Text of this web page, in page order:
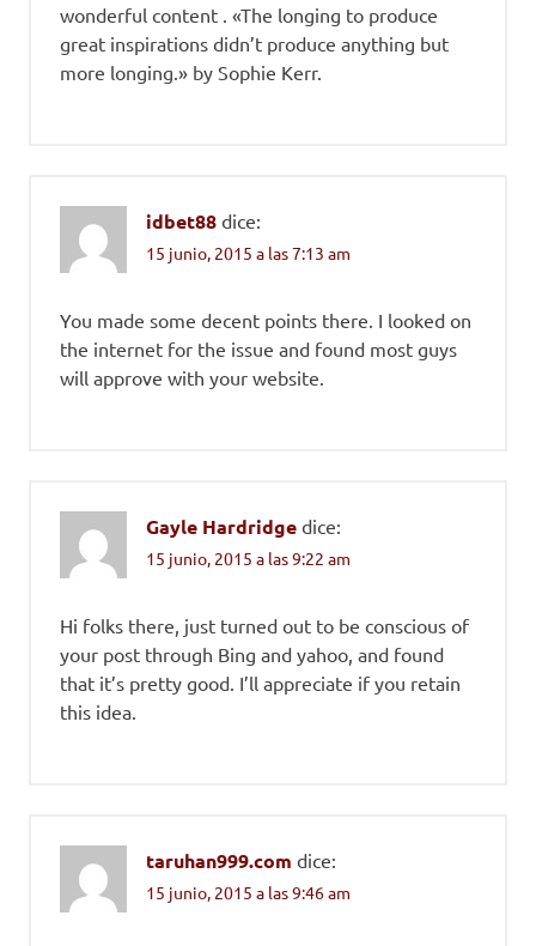
wonderful content . «The longing to produce
great inspirations didn’t produce anything but
more longing.» by Sophie Kerr.
idbet88 dice:
15 junio, 2015 a las 7:13 am
You made some decent points there. I looked on
the internet for the issue and found most guys
will approve with your website.
Gayle Hardridge dice:
15 junio, 2015 a las 9:22 am
Hi folks there, just turned out to be conscious of
your post through Bing and yahoo, and found
that it’s pretty good. I’ll appreciate if you retain
this idea.
taruhan999.com dice:
15 junio, 2015 a las 9:46 am